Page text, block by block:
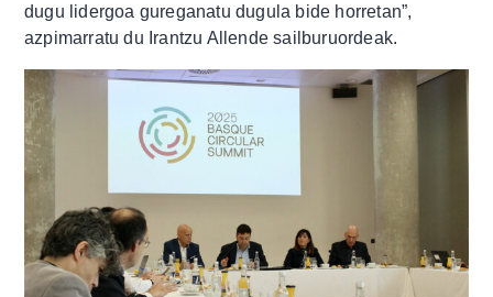
dugu lidergoa gureganatu dugula bide horretan”,
azpimarratu du Irantzu Allende sailburuordeak.